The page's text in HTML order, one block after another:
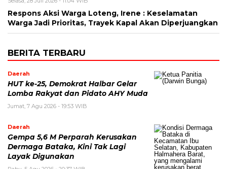
Respons Aksi Warga Loteng, Irene : Keselamatan
Warga Jadi Prioritas, Trayek Kapal Akan Diperjuangkan
BERITA TERBARU
Daerah
HUT ke-25, Demokrat Halbar Gelar
Lomba Rakyat dan Pidato AHY Muda
Jumat, 7 Agu 2026 - 19:53 WIB
Daerah
Gempa 5,6 M Perparah Kerusakan
Dermaga Bataka, Kini Tak Lagi
Layak Digunakan